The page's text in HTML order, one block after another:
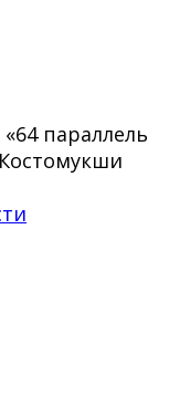
параллель